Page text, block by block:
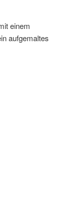
einem
aufgemaltes